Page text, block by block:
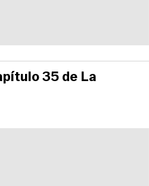
35 de La